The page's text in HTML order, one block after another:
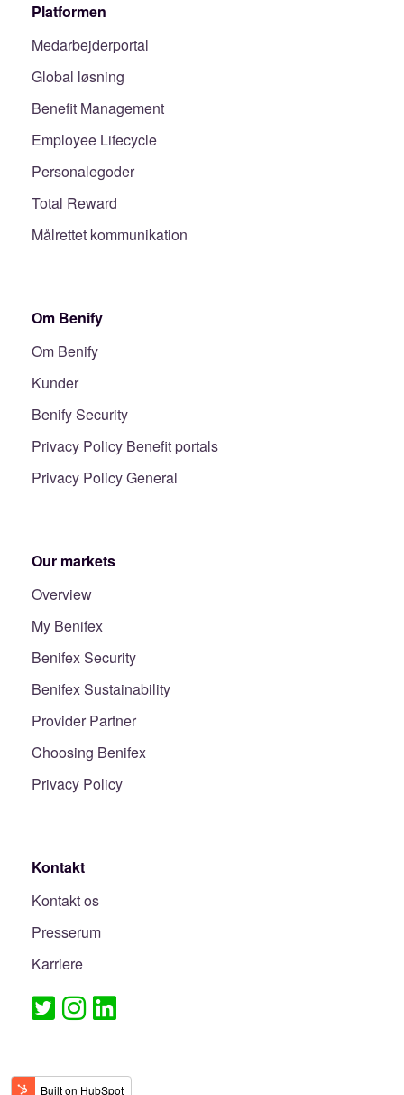
Platformen
Medarbejderportal
Global løsning
Benefit Management
Employee Lifecycle
Personalegoder
Total Reward
Målrettet kommunikation
Om Benify
Om Benify
Kunder
Benify Security
Privacy Policy Benefit portals
Privacy Policy General
Our markets
Overview
My Benifex
Benifex Security
Benifex Sustainability
Provider Partner
Choosing Benifex
Privacy Policy
Kontakt
Kontakt os
Presserum
Karriere